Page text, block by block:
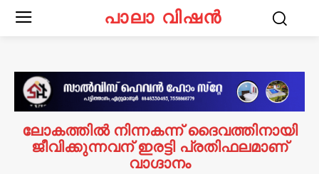
പാലാ വിഷൻ
ലോകത്തിൽ നിന്നകന്ന് ദൈവത്തിനായി
ജീവിക്കുന്നവന് ഇരട്ടി പ്രതിഫലമാണ്
വാഗ്ദാനം